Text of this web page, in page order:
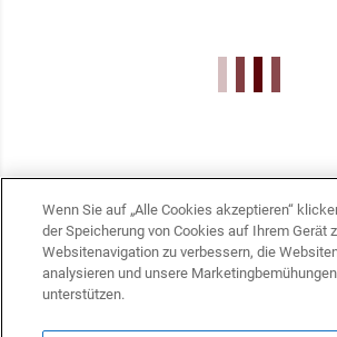
Wenn Sie auf „Alle Cookies akzeptieren“
der Speicherung von Cookies auf Ihrem Gerät
Websitenavigation zu verbessern, die
analysieren und unsere
unterstützen.